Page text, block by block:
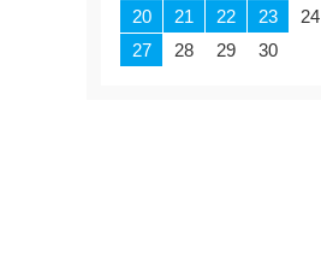
20
21 22 23 24
27
28 29 30